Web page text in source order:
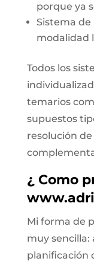
porque ya
Sistema de
modalidad
Todos los
temarios
supuestos
resolución
¿ Como
Mi forma de
muy sencilla:
planificación